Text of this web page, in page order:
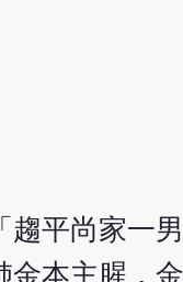
趨平尚家一
金本主腥，